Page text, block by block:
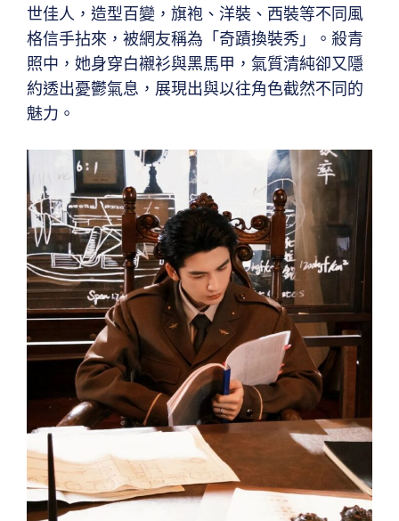
世佳人，造型百變，旗袍、洋裝、西裝等不同風
格信手拈來，被網友稱為「奇蹟換裝秀」。殺青
照中，她身穿白襯衫與黑馬甲，氣質清純卻又隱
約透出憂鬱氣息，展現出與以往角色截然不同的
魅力。